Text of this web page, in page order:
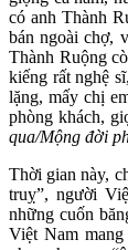
có anh Thành
bán ngoài chợ,
Thành Ruộng
kiếng rất nghệ
lặng, mấy chị
phòng khách,
qua/Mộng đời
Thời gian này,
truỵ”, người
những cuốn
Việt Nam